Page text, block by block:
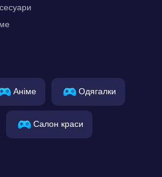
Аніме Одягалки
Салон краси